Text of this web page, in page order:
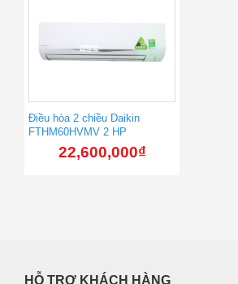
Điều hòa 2 chiều Daikin
FTHM60HVMV 2 HP
22,600,000₫
HỖ TRỢ KHÁCH HÀNG